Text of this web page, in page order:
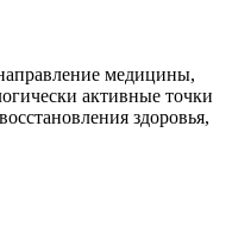
медицины,
активные точки
здоровья,